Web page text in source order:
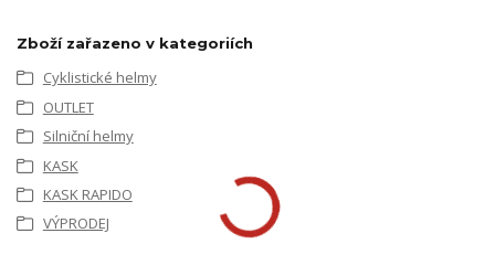
Zboží zařazeno v kategoriích
Cyklistické helmy
OUTLET
Silniční helmy
KASK
KASK RAPIDO
VÝPRODEJ